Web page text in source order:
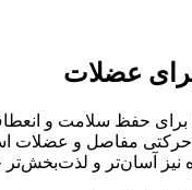
عضلات
حفظ سلامت و
مفاصل و عضلات
نیز آسان‌تر و لذت‌بخش‌تر